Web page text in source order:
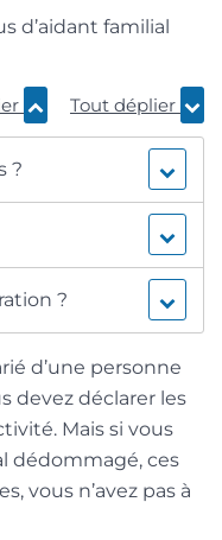
d’aidant familial
Tout déplier
?
?
d’une personne
devez déclarer les
Mais si vous
dédommagé, ces
vous n’avez pas à